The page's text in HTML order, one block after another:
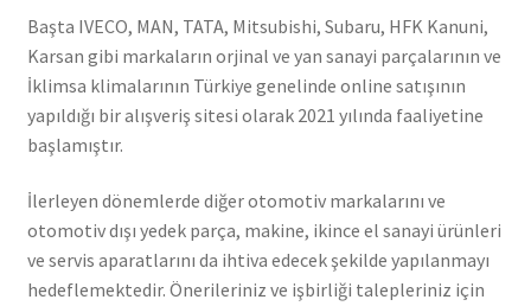
Başta IVECO, MAN, TATA, Mitsubishi, Subaru, HFK Kanuni,
Karsan gibi markaların orjinal ve yan sanayi parçalarının ve
İklimsa klimalarının Türkiye genelinde online satışının
yapıldığı bir alışveriş sitesi olarak 2021 yılında faaliyetine
başlamıştır.
İlerleyen dönemlerde diğer otomotiv markalarını ve
otomotiv dışı yedek parça, makine, ikince el sanayi ürünleri
ve servis aparatlarını da ihtiva edecek şekilde yapılanmayı
hedeflemektedir. Önerileriniz ve işbirliği talepleriniz için